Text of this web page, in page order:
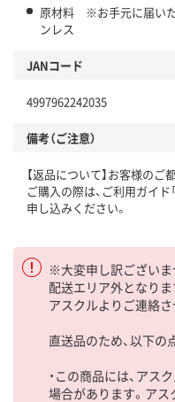
原材料 ※お手元に届いた
ンレス
JANコード
4997962242035
備考（ご注意）
【返品について】お客様の
ご購入の際は、ご利用ガイド
申し込みください。
※大変申し訳ございま
配送エリア外となりま
アスクルよりご連絡さ
直送品のため、以下の
・この商品には、アス
場合があります。ア